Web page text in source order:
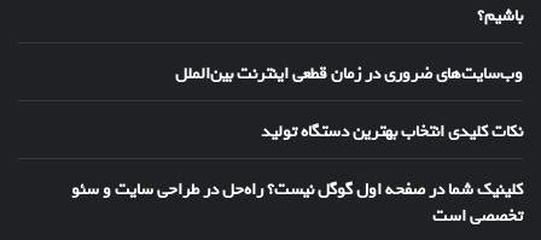
باشیم؟
وب‌سایت‌های ضروری در زمان قطعی اینترنت بین‌الملل
نکات کلیدی انتخاب بهترین دستگاه تولید
کلینیک شما در صفحه اول گوگل نیست؟ راه‌حل در طراحی سایت و سئو
تخصصی است